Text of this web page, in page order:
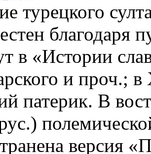
турецкого
благодаря
в «Истории
и проч.;
патерик. В
версия